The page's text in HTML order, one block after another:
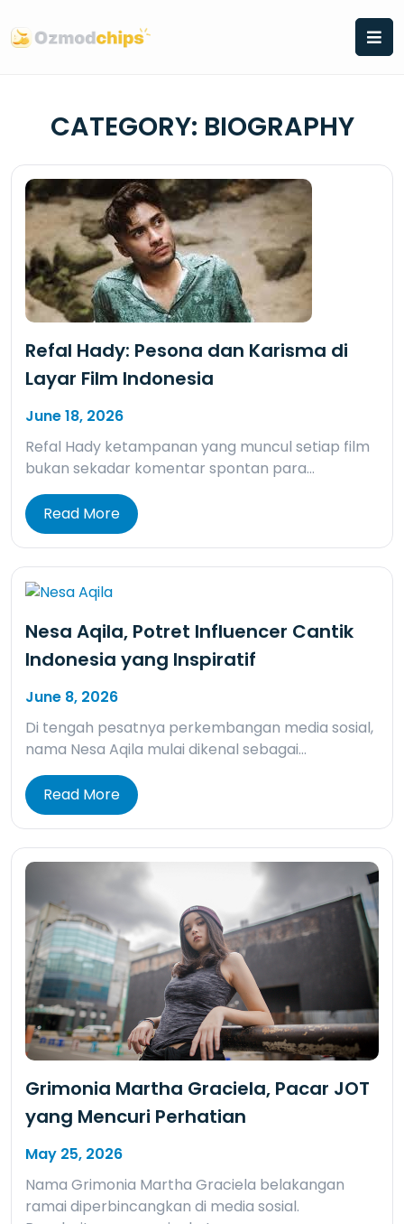
to
content
CATEGORY: BIOGRAPHY
Refal Hady: Pesona dan Karisma di
Layar Film Indonesia
June 18, 2026
Refal Hady ketampanan yang muncul setiap film
bukan sekadar komentar spontan para…
Read More
Nesa Aqila, Potret Influencer Cantik
Indonesia yang Inspiratif
June 8, 2026
Di tengah pesatnya perkembangan media sosial,
nama Nesa Aqila mulai dikenal sebagai…
Read More
Grimonia Martha Graciela, Pacar JOT
yang Mencuri Perhatian
May 25, 2026
Nama Grimonia Martha Graciela belakangan
ramai diperbincangkan di media sosial.